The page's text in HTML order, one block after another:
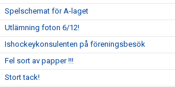
Spelschemat för A-laget
Utlämning foton 6/12!
Ishockeykonsulenten på föreningsbesök
Fel sort av papper !!!
Stort tack!